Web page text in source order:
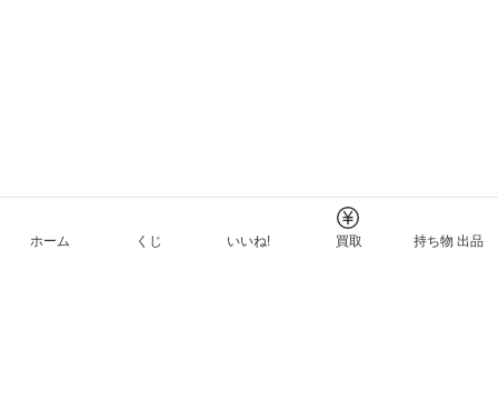
ホーム くじ いいね! 買取 持ち物 出品